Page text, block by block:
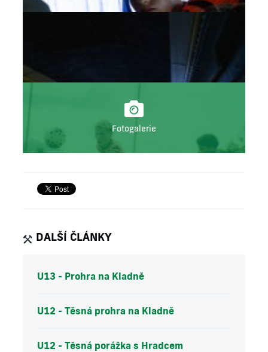
Fotogalerie
DALŠÍ ČLÁNKY
U13 - Prohra na Kladně
U12 - Těsná prohra na Kladně
U12 - Těsná porážka s Hradcem